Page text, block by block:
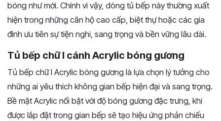
bóng như mới. Chính vì vậy, dòng tủ bếp này thường xuất
hiện trong những căn hộ cao cấp, biệt thự hoặc các gia
đình ưu tiên sự tiện nghi, sang trọng và bền vững lâu dài.
Tủ bếp chữ I cánh Acrylic bóng gương
Tủ bếp chữ I Acrylic bóng gương là lựa chọn lý tưởng cho
những ai yêu thích không gian bếp hiện đại và sang trọng.
Bề mặt Acrylic nổi bật với độ bóng gương đặc trưng, khi
được lắp đặt trong gian bếp sẽ tạo hiệu ứng phản chiếu